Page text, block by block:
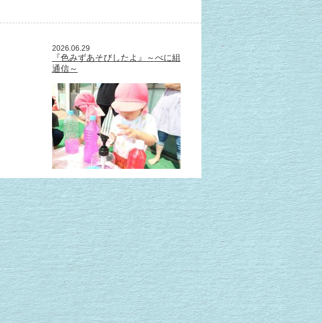
2026.06.29
『色みずあそびしたよ』～べに組
通信～